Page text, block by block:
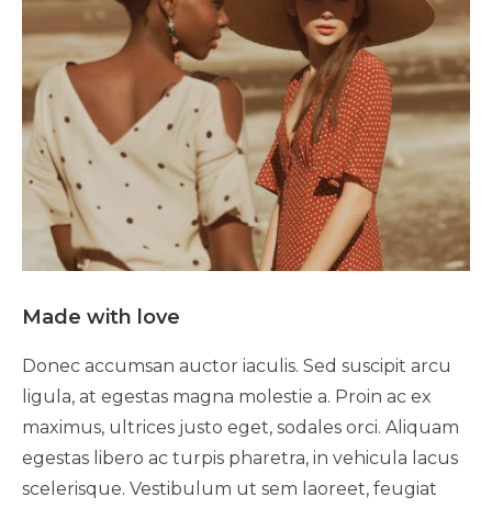
Made with love
Donec accumsan auctor iaculis. Sed suscipit arcu
ligula, at egestas magna molestie a. Proin ac ex
maximus, ultrices justo eget, sodales orci. Aliquam
egestas libero ac turpis pharetra, in vehicula lacus
scelerisque. Vestibulum ut sem laoreet, feugiat